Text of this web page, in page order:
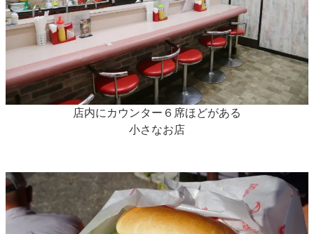
店内にカウンター６席ほどがある
小さなお店